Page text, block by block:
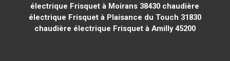
électrique Frisquet à Moirans 38430 chaudière
électrique Frisquet à Plaisance du Touch 31830
chaudière électrique Frisquet à Amilly 45200